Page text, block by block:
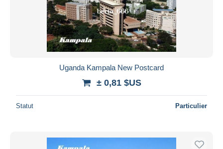
Uganda Kampala New Postcard
± 0,81 $US
Statut Particulier